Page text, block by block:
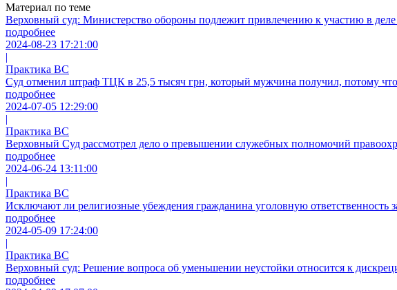
Материал по теме
Верховный суд: Министерство обороны подлежит привлечению к участию в
подробнее
2024-08-23 17:21:00
|
Практика ВС
Суд отменил штраф ТЦК в 25,5 тысяч грн, который мужчина получил, потому
подробнее
2024-07-05 12:29:00
|
Практика ВС
Верховный Суд рассмотрел дело о превышении служебных полномочий
подробнее
2024-06-24 13:11:00
|
Практика ВС
Исключают ли религиозные убеждения гражданина уголовную ответственность
подробнее
2024-05-09 17:24:00
|
Практика ВС
Верховный суд: Решение вопроса об уменьшении неустойки относится к
подробнее